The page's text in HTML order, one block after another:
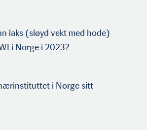
laks (sløyd vekt med hode)
i Norge i 2023?
i Norge sitt